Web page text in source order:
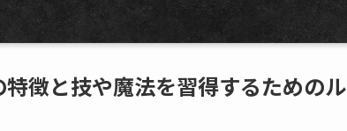
特徴と技や魔法を習得するためのル